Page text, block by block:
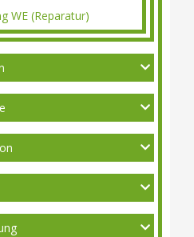
WE (Reparatur)